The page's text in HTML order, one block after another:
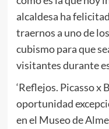
alcaldesa ha
traernos a uno de
cubismo para que
visitantes durante
‘Reflejos. Picasso x
oportunidad
en el Museo de